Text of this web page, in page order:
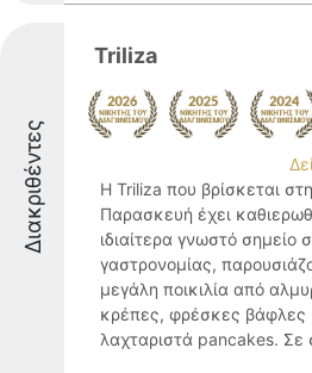
Διακριθέντες
Triliza
Η Triliza που βρίσκεται
Παρασκευή έχει
ιδιαίτερα γνωστό σημείο
γαστρονομίας,
μεγάλη ποικιλία από
κρέπες, φρέσκες βάφλες
λαχταριστά pancakes. Σε